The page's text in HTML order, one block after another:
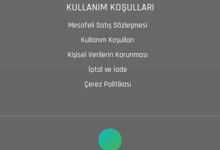
KULLANIM KOŞULLARI
Mesafeli Satış Sözleşmesi
Kullanım Koşulları
Kişisel Verilerin Korunması
İptal ve İade
Çerez Politikası